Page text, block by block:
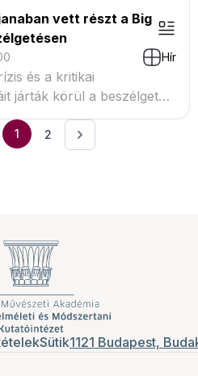
vett részt a Big
Hír
és a kritikai
járták körül a beszélgetés
1 2
Sütik1121 Budapest,